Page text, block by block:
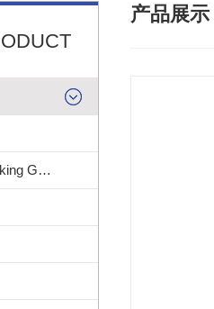
APG American Packing Gasket
产品展示